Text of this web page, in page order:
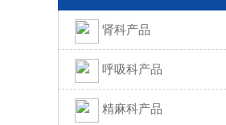
肾科产品
呼吸科产品
精麻科产品